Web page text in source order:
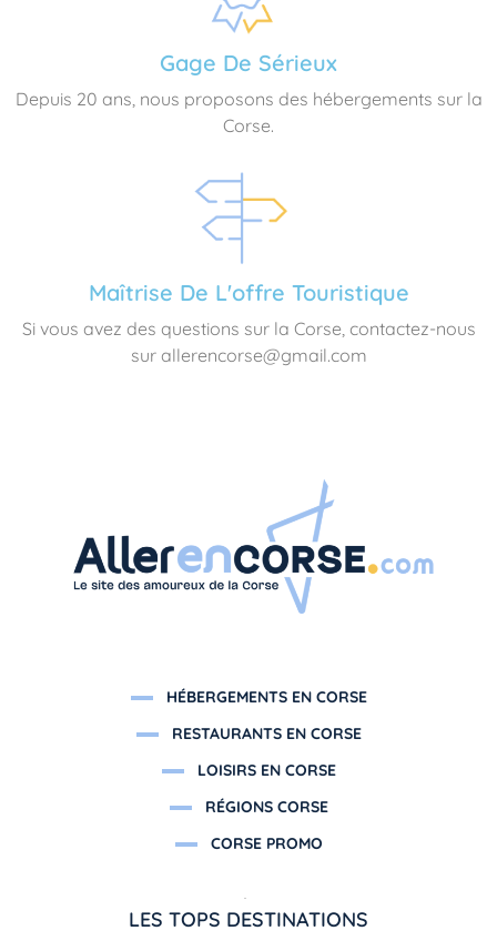
Gage De Sérieux
Depuis 20 ans, nous proposons des hébergements sur la
Corse.
Maîtrise De L'offre Touristique
Si vous avez des questions sur la Corse, contactez-nous
sur allerencorse@gmail.com
HÉBERGEMENTS EN CORSE
RESTAURANTS EN CORSE
LOISIRS EN CORSE
RÉGIONS CORSE
CORSE PROMO
LES TOPS DESTINATIONS